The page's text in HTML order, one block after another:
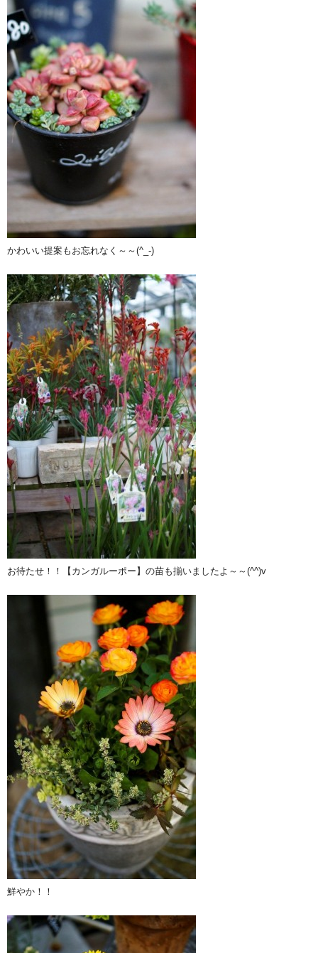
かわいい提案もお忘れなく～～(^_-)
お待たせ！！【カンガルーポー】の苗も揃いましたよ～～(^^)v
鮮やか！！